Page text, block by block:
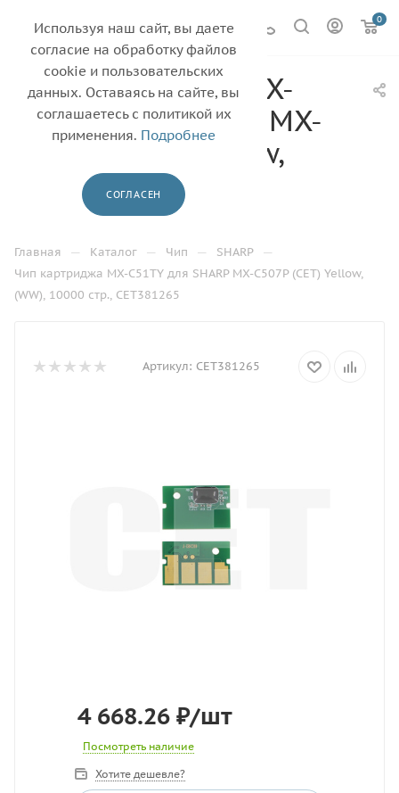
0
Чип картриджа MX-
C51TY для SHARP MX-
C507P (CET) Yellow,
(WW), 10000 стр.,
CET381265
Главная — Каталог — Чип — SHARP —
Чип картриджа MX-C51TY для SHARP MX-C507P (CET) Yellow,
(WW), 10000 стр., CET381265
Артикул: CET381265
4 668.26 ₽/шт
Посмотреть наличие
Хотите дешевле?
Используя наш сайт, вы даете
согласие на обработку файлов
cookie и пользовательских
данных. Оставаясь на сайте, вы
соглашаетесь с политикой их
применения. Подробнее
СОГЛАСЕН